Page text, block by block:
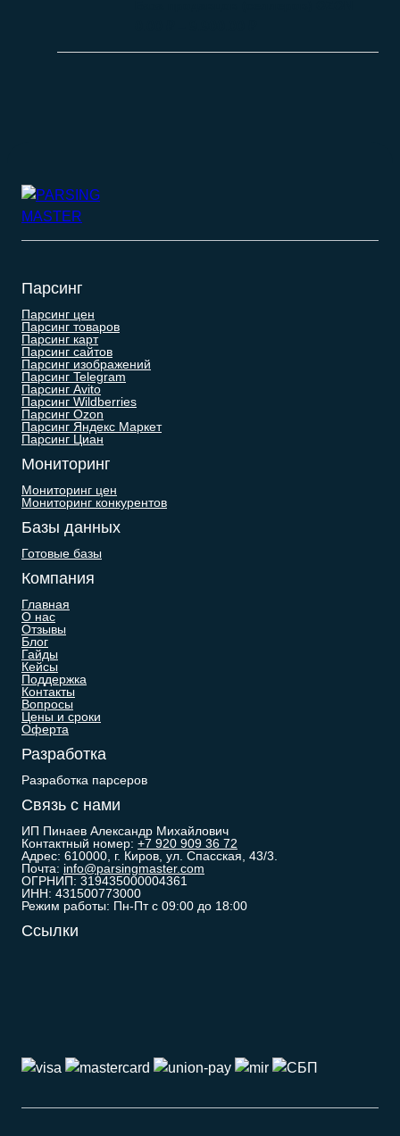
Парсинг
Парсинг цен
Парсинг товаров
Парсинг карт
Парсинг сайтов
Парсинг изображений
Парсинг Telegram
Парсинг Avito
Парсинг Wildberries
Парсинг Ozon
Парсинг Яндекс Маркет
Парсинг Циан
Мониторинг
Мониторинг цен
Мониторинг конкурентов
Базы данных
Готовые базы
Компания
Главная
О нас
Отзывы
Блог
Гайды
Кейсы
Поддержка
Контакты
Вопросы
Цены и сроки
Оферта
Разработка
Разработка парсеров
Связь с нами
ИП Пинаев Александр Михайлович
Контактный номер: +7 920 909 36 72
Адрес: 610000, г. Киров, ул. Спасская, 43/3.
Почта: info@parsingmaster.com
ОГРНИП: 319435000004361
ИНН: 431500773000
Режим работы: Пн-Пт с 09:00 до 18:00
Ссылки